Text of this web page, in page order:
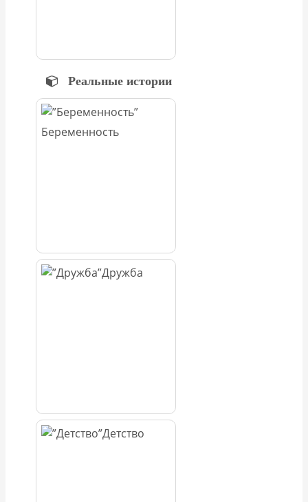
Реальные истории
Беременность
Дружба
Детство